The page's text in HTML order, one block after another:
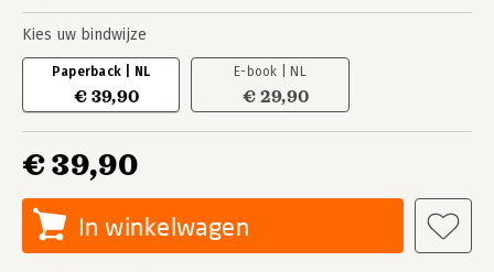
Kies uw bindwijze
Paperback | NL
€ 39,90
E-book | NL
€ 29,90
€ 39,90
In winkelwagen